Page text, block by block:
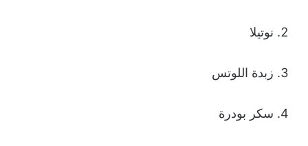
نوتيلا
زبدة اللوتس
سكر بودرة